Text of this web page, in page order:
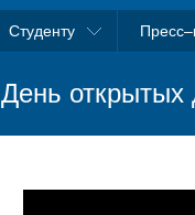
Студенту
День